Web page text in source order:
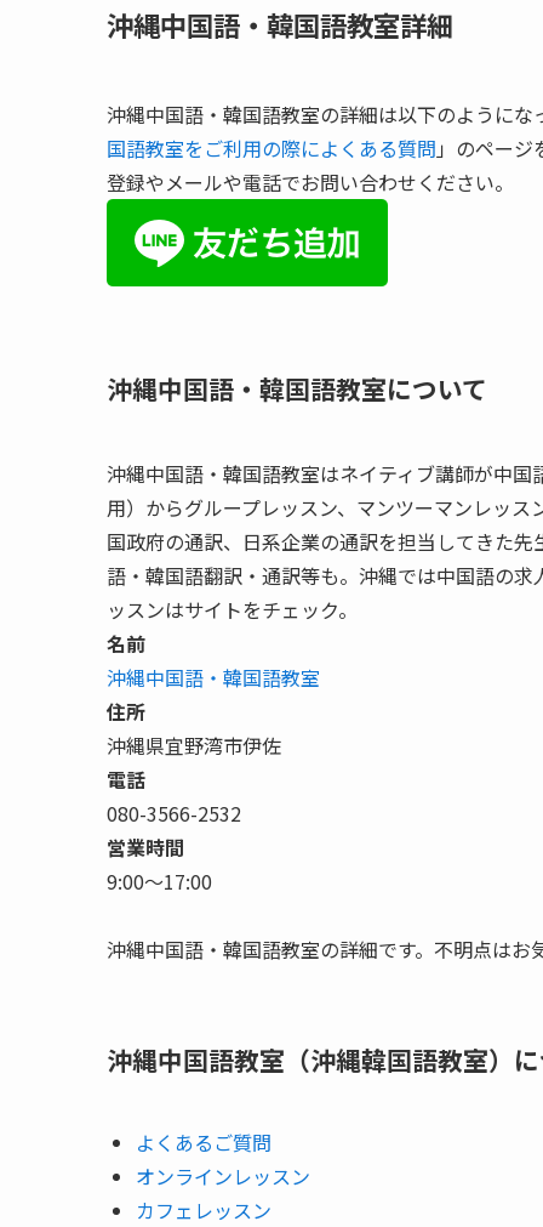
沖縄中国語・韓国語教室詳細
沖縄中国語・韓国語教室の詳細は以下のように
国語教室をご利用の際によくある質問 」のペー
登録やメールや電話でお問い合わせください。
沖縄中国語・韓国語教室について
沖縄中国語・韓国語教室はネイティブ講師が中
用）からグループレッスン、マンツーマンレッ
国政府の通訳、日系企業の通訳を担当してきた
語・韓国語翻訳・通訳等も。沖縄では中国語の
ッスンはサイトをチェック。
名前
沖縄中国語・韓国語教室
住所
沖縄県宜野湾市伊佐
電話
080-3566-2532
営業時間
9:00〜17:00
沖縄中国語・韓国語教室の詳細です。不明点はお
沖縄中国語教室（沖縄韓国語教室）
よくあるご質問
オンラインレッスン
カフェレッスン